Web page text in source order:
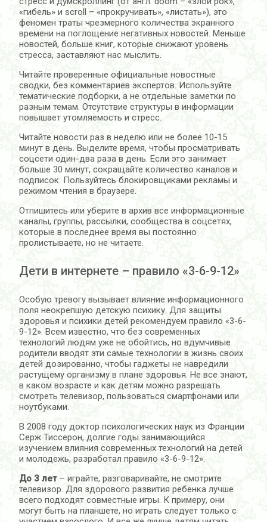
«гибель» и scroll – «прокручивать», «листать»), это
феномен траты чрезмерного количества экранного
времени на поглощение негативных новостей. Меньше
новостей, больше книг, которые снижают уровень
стресса, заставляют нас мыслить.
Читайте проверенные официальные новостные
сводки, без комментариев экспертов. Используйте
тематические подборки, а не отдельные заметки по
разным темам. Отсутствие структуры в информации
повышает утомляемость и стресс.
Читайте новости раз в неделю или не более 10-15
минут в день. Выделите время, чтобы просматривать
соцсети один-два раза в день. Если это занимает
больше 30 минут, сокращайте количество каналов и
подписок. Пользуйтесь блокировщиками рекламы и
режимом чтения в браузере.
Отпишитесь или уберите в архив все информационные
каналы, группы, рассылки, сообщества в соцсетях,
которые в последнее время вы постоянно
пролистываете, но не читаете.
Дети в интернете – правило «3-6-9-12»
Особую тревогу вызывает влияние информационного
поля неокрепшую детскую психику. Для защиты
здоровья и психики детей рекомендуем правило «3-6-
9-12». Всем известно, что без современных
технологий людям уже не обойтись, но вдумчивые
родители вводят эти самые технологии в жизнь своих
детей дозированно, чтобы гаджеты не навредили
растущему организму в плане здоровья. Не все знают,
в каком возрасте и как детям можно разрешать
смотреть телевизор, пользоваться смартфонами или
ноутбуками.
В 2008 году доктор психологических наук из Франции
Серж Тиссерон, долгие годы занимающийся
изучением влияния современных технологий на детей
и молодежь, разработал правило «3-6-9-12».
До 3 лет – играйте, разговаривайте, не смотрите
телевизор. Для здорового развития ребенка лучше
всего подходят совместные игры. К примеру, они
могут быть на планшете, но играть следует только с